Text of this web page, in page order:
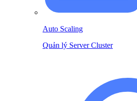
Auto Scaling
Quản lý Server Cluster